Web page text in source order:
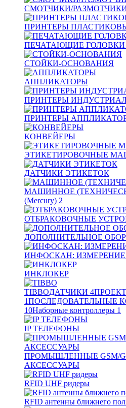
СМОТЧИКИ/
ПРИНТЕРЫ
ПЕЧАТАЮЩИЕ ГОЛОВКИ
СТОЙКИ-ОСНОВАНИЯ
АППЛИКАТОРЫ
ПРИНТЕРЫ
ПРИНТЕРЫ
КОНВЕЙЕРЫ
ЭТИКЕТИРОВОЧНЫЕ
ДАТЧИКИ ЭТИКЕТОК
МАШИННОЕ
(Mercury) 2
ОТБРАКОВОЧНЫЕ
ДОПОЛНИТЕЛЬНОЕ
ИНФОСКАН: ИЗМЕРЕНИЕ
ИНКЛОКЕР
TIBBOДАТЧИКИ 4
1ПОСЛЕДОВАТЕЛЬНЫЕ
10Наборные контроллеры 1
IP ТЕЛЕФОНЫ
ПРОМЫШЛЕННЫЕ GSM/
АКСЕССУАРЫ
RFID UHF ридеры
RFID антенны ближнего